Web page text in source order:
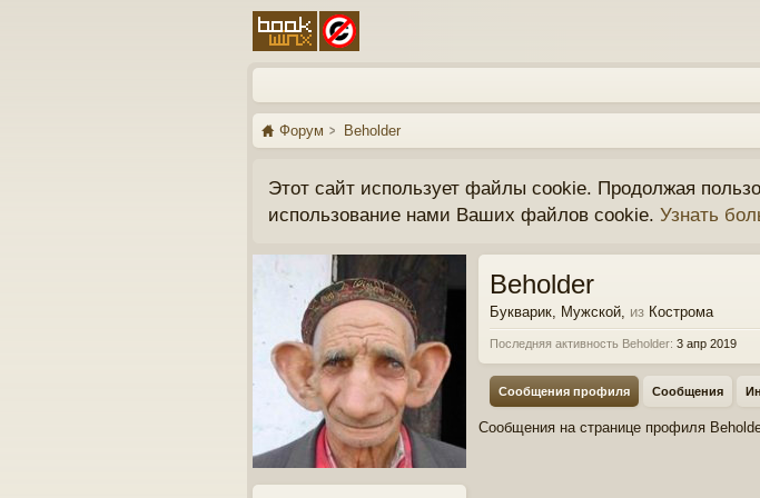
Форум Beholder
Этот сайт использует файлы cookie. Продолжая
использование нами Ваших файлов cookie. Узнать
Beholder
Букварик, Мужской, из Кострома
Последняя активность Beholder: 3 апр 2019
Сообщения профиля Сообщения
Сообщения на странице профиля